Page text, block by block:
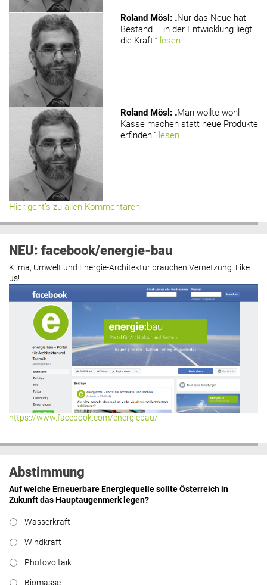
Roland Mösl : „Nur das Neue hat
Bestand – in der Entwicklung liegt
die Kraft.“ lesen
Roland Mösl : „Man wollte wohl
Kasse machen statt neue Produkte
erfinden.“ lesen
Hier geht’s zu allen Kommentaren
NEU: facebook/energie-bau
Klima, Umwelt und Energie-Architektur brauchen Vernetzung. Like
us!
https://www.facebook.com/energiebau/
Abstimmung
Auf welche Erneuerbare Energiequelle sollte Österreich in
Zukunft das Hauptaugenmerk legen?
Wasserkraft
Windkraft
Photovoltaik
Biomasse